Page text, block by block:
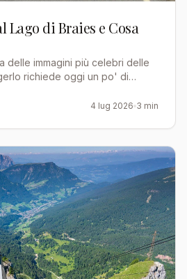
Lago di Braies e Cosa
delle immagini più celebri delle
richiede oggi un po' di
4 lug 2026 3 min